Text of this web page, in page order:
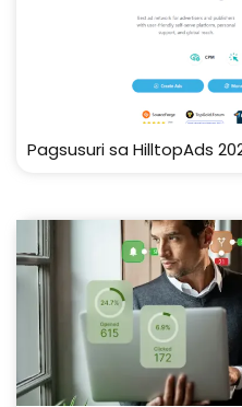
Pagsusuri sa HilltopAds